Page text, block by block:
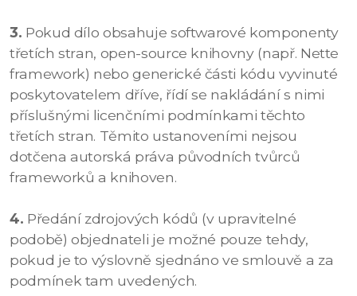
3. Pokud dílo obsahuje softwarové komponenty
třetích stran, open-source knihovny (např. Nette
framework) nebo generické části kódu vyvinuté
poskytovatelem dříve, řídí se nakládání s nimi
příslušnými licenčními podmínkami těchto
třetích stran. Těmito ustanoveními nejsou
dotčena autorská práva původních tvůrců
frameworků a knihoven.
4. Předání zdrojových kódů (v upravitelné
podobě) objednateli je možné pouze tehdy,
pokud je to výslovně sjednáno ve smlouvě a za
podmínek tam uvedených.